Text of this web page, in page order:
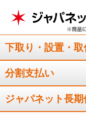
冷えが早く、音も静か
ダイキン
ダイキンエアコン２台
下取り・設置・取
分割支払い
ジャパネット長期